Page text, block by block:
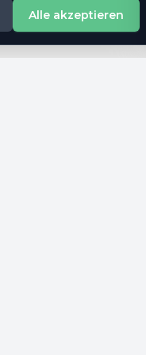
Alle akzeptieren